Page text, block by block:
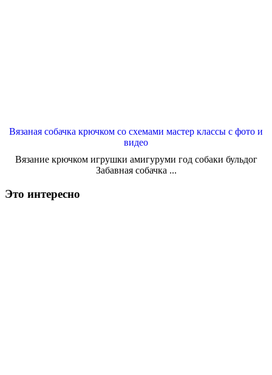
Вязаная собачка крючком со схемами мастер классы с фото и
видео
Вязание крючком игрушки амигуруми год собаки бульдог
Забавная собачка ...
Это интересно